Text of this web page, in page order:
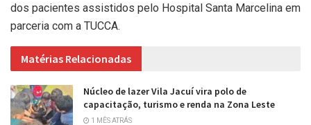
dos pacientes assistidos pelo Hospital Santa Marcelina em
parceria com a TUCCA.
Matérias Relacionadas
Núcleo de lazer Vila Jacuí vira polo de
capacitação, turismo e renda na Zona Leste
1 MÊS ATRÁS